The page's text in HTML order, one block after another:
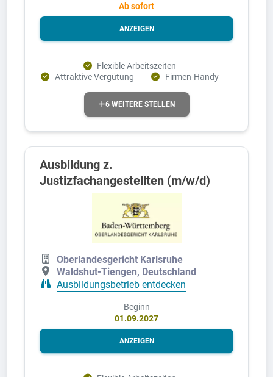
Ab sofort
ANZEIGEN
Flexible Arbeitszeiten
Attraktive Vergütung
Firmen-Handy
6 WEITERE STELLEN
Ausbildung z.
Justizfachangestellten (m/w/d)
Oberlandesgericht Karlsruhe
Waldshut-Tiengen, Deutschland
Ausbildungsbetrieb entdecken
Beginn
01.09.2027
ANZEIGEN